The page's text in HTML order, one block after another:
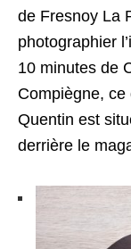
de Fresnoy La
photographier
10 minutes de
Compiègne, ce
Quentin est
derrière le